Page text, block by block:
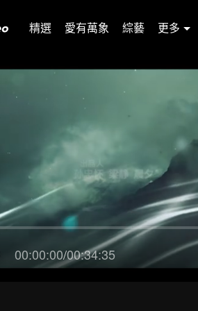
精選 愛有萬象 綜藝 更多